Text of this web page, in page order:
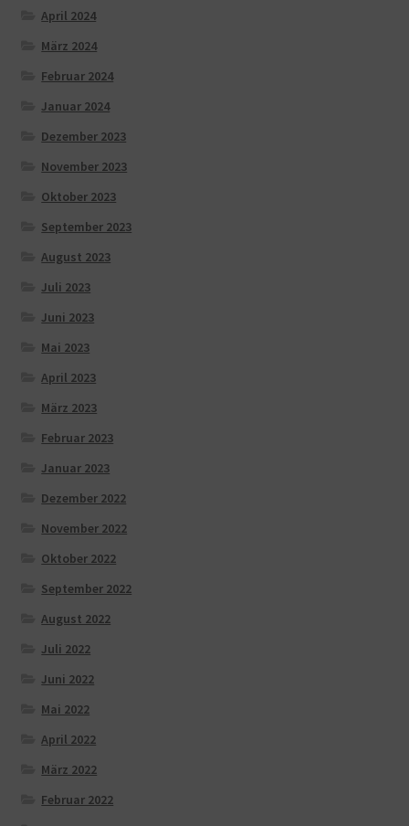
April 2024
März 2024
Februar 2024
Januar 2024
Dezember 2023
November 2023
Oktober 2023
September 2023
August 2023
Juli 2023
Juni 2023
Mai 2023
April 2023
März 2023
Februar 2023
Januar 2023
Dezember 2022
November 2022
Oktober 2022
September 2022
August 2022
Juli 2022
Juni 2022
Mai 2022
April 2022
März 2022
Februar 2022